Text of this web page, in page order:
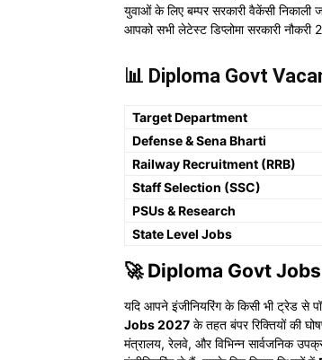
Police….
युवाओं के लिए बम्पर सरकारी वैकेंसी
आपको सभी लेटेस्ट डिप्लोमा सरकारी
📊 Diploma Govt
Target Department
Defense & Sena Bharti
Railway Recruitment (RRB)
Staff Selection (SSC)
PSUs & Research
State Level Jobs
🚀 Diploma Govt Jobs
यदि आपने इंजीनियरिंग के किसी भी ट्रेड से
Jobs 2027 के तहत बंपर रिक्तियों की
मंत्रालय, रेलवे, और विभिन्न सार्वजनिक